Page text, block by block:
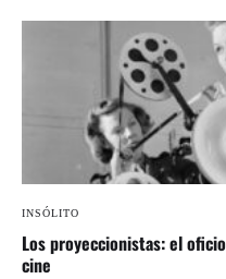
INSÓLITO
Los proyeccionistas: el
cine